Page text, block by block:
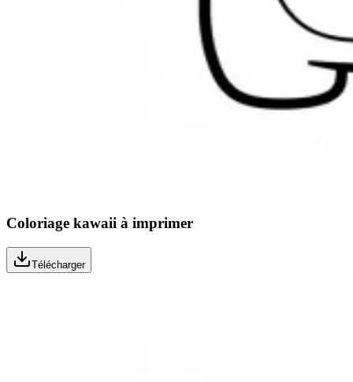
Coloriage kawaii à imprimer
Télécharger